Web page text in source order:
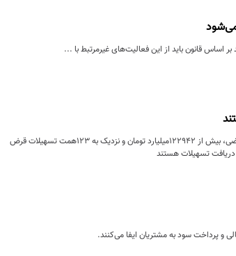
می‌شود
قانون باید از این فعالیت‌های غیرمرتبط با ...
28 بانک کشور در دوره هفت ماهه فروردین تا پایان مهرماه 1404 به حدود 367 هزار متقاضی، بیش از 122942میلیارد تومان و نزدیک به 123همت تسهیلات قرض
و پرداخت سود به مشتریان ایفا می‌کنند.